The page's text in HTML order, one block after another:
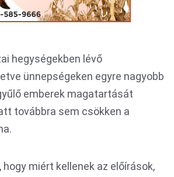
hegységekben lévő
ünnepségeken egyre nagyobb
emberek magatartását
továbbra sem csökken a
hogy miért kellenek az előírások,